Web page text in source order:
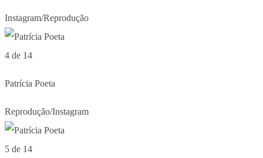
Instagram/Reprodução
4 de 14
Patrícia Poeta
Reprodução/Instagram
5 de 14